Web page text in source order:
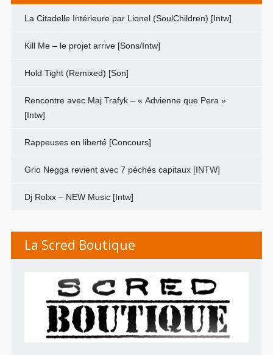
La Citadelle Intérieure par Lionel (SoulChildren) [Intw]
Kill Me – le projet arrive [Sons/Intw]
Hold Tight (Remixed) [Son]
Rencontre avec Maj Trafyk – « Advienne que Pera »
[Intw]
Rappeuses en liberté [Concours]
Grio Negga revient avec 7 péchés capitaux [INTW]
Dj Rolxx – NEW Music [Intw]
La Scred Boutique